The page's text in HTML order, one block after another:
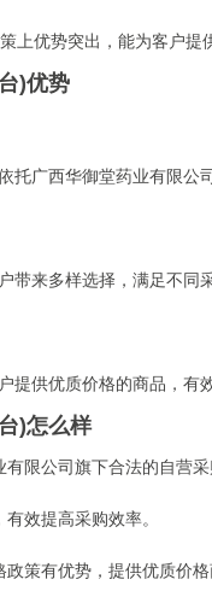
上优势突出，能为客户提
)优势
托广西华御堂药业有限公
带来多样选择，满足不同
提供优质价格的商品，有
)怎么样
限公司旗下合法的自营
效提高采购效率。
策有优势，提供优质价